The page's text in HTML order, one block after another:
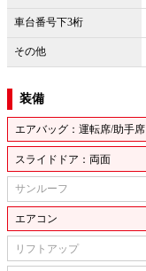
車台番号下3桁
その他
装備
エアバッグ：運転席/助手席
スライドドア：両面
サンルーフ
エアコン
リフトアップ